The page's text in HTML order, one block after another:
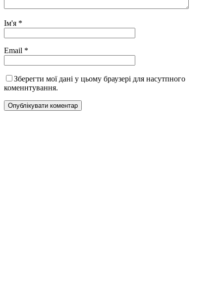
Ім'я *
Email *
Зберегти мої дані у цьому браузері для насутпного
коменнтування.